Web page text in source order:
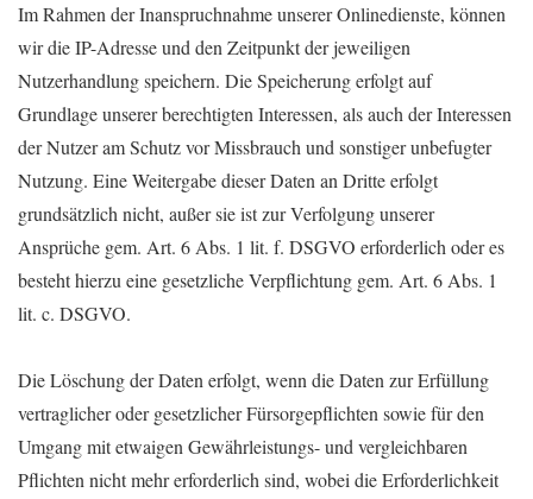
Im Rahmen der Inanspruchnahme unserer Onlinedienste, können
wir die IP-Adresse und den Zeitpunkt der jeweiligen
Nutzerhandlung speichern. Die Speicherung erfolgt auf
Grundlage unserer berechtigten Interessen, als auch der Interessen
der Nutzer am Schutz vor Missbrauch und sonstiger unbefugter
Nutzung. Eine Weitergabe dieser Daten an Dritte erfolgt
grundsätzlich nicht, außer sie ist zur Verfolgung unserer
Ansprüche gem. Art. 6 Abs. 1 lit. f. DSGVO erforderlich oder es
besteht hierzu eine gesetzliche Verpflichtung gem. Art. 6 Abs. 1
lit. c. DSGVO.
Die Löschung der Daten erfolgt, wenn die Daten zur Erfüllung
vertraglicher oder gesetzlicher Fürsorgepflichten sowie für den
Umgang mit etwaigen Gewährleistungs- und vergleichbaren
Pflichten nicht mehr erforderlich sind, wobei die Erforderlichkeit